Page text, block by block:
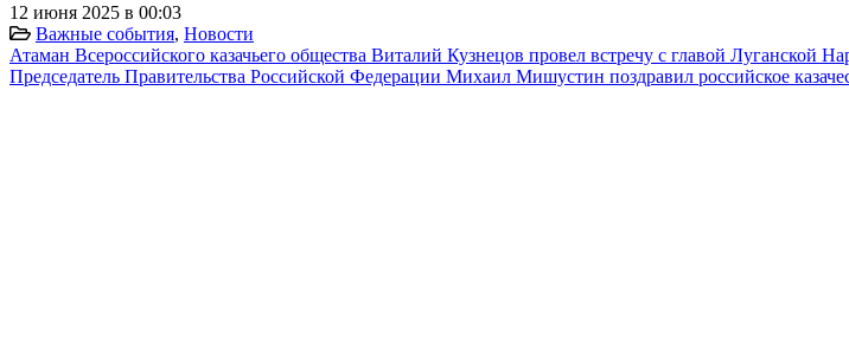
12 июня 2025 в 00:03
Важные события, Новости
Атаман Всероссийского казачьего общества Виталий Кузнецов провел встречу с главой Луганской
Председатель Правительства Российской Федерации Михаил Мишустин поздравил российское